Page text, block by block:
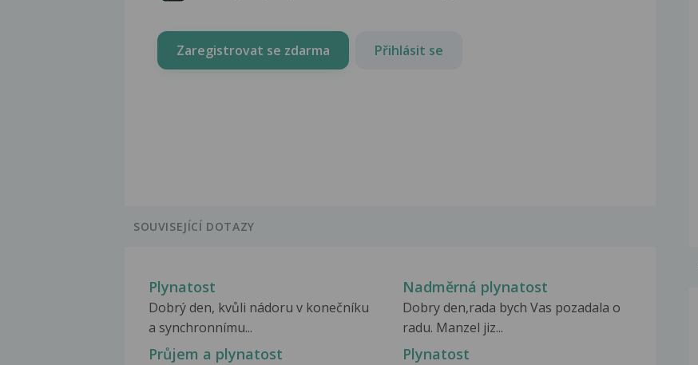
Zaregistrovat se zdarma Přihlásit se
SOUVISEJÍCÍ DOTAZY
Plynatost
Dobrý den, kvůli nádoru v konečníku
a synchronnímu...
Nadměrná plynatost
Dobry den,rada bych Vas pozadala o
radu. Manzel jiz...
Průjem a plynatost Plynatost